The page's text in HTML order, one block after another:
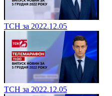
ТСН за 2022.12.05
ТСН за 2022.12.05